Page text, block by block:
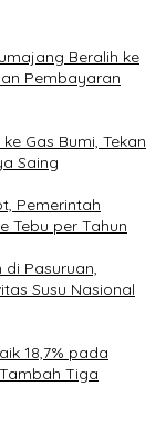
Beralih ke
Pembayaran
Gas Bumi, Tekan
Saing
Pemerintah
Tebu per Tahun
di Pasuruan,
Susu Nasional
18,7% pada
Tiga